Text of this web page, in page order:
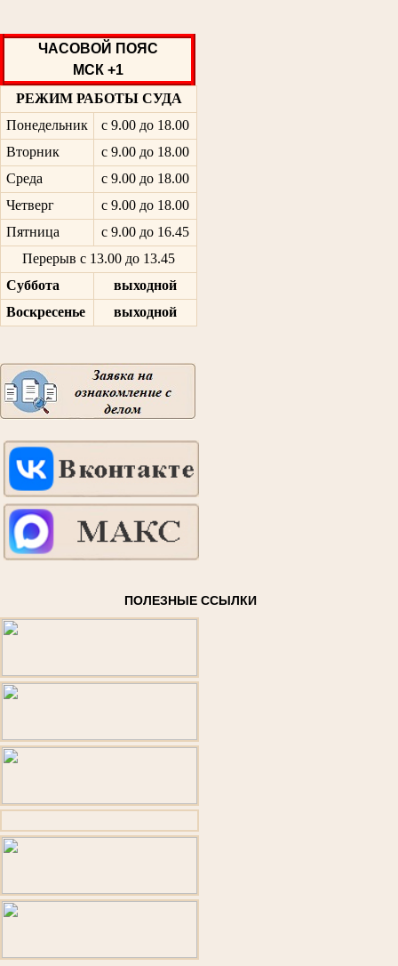
ЧАСОВОЙ ПОЯС
МСК +1
РЕЖИМ РАБОТЫ СУДА
Понедельник
с 9.00 до 18.00
Вторник
с 9.00 до 18.00
Среда
с 9.00 до 18.00
Четверг
с 9.00 до 18.00
Пятница
с 9.00 до 16.45
Перерыв с 13.00 до 13.45
Суббота
выходной
Воскресенье
выходной
ПОЛЕЗНЫЕ ССЫЛКИ